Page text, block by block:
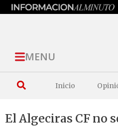
MENU
Inicio
El Algeciras CF no